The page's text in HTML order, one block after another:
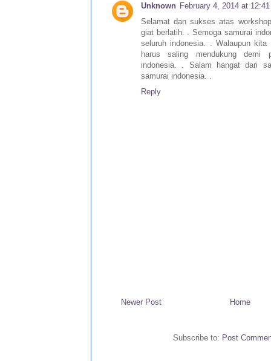
Unknown February 4, 2014 at
Selamat dan sukses atas
giat berlatih. . Semoga samurai
seluruh indonesia. . Walaupun
harus saling mendukung demi
indonesia. . Salam hangat dari
samurai indonesia. .
Reply
Newer Post Home
Subscribe to: Post